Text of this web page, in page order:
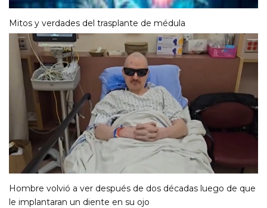
Mitos y verdades del trasplante de médula
Hombre volvió a ver después de dos décadas luego de que
le implantaran un diente en su ojo